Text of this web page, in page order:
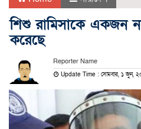
শিশু রামিসাকে একজন
করেছে
Reporter Name
Update Time : সোমবার, ১ জুন,